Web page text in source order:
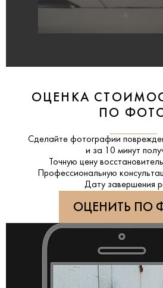
ОЦЕНКА
ПО
Сделайте фотографии
и за
10 минут
Точную цену
Профессиональную
Дату завершения
ОЦЕНИТЬ ПО